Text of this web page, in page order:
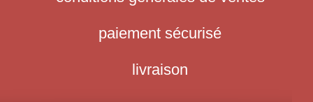
paiement sécurisé
livraison